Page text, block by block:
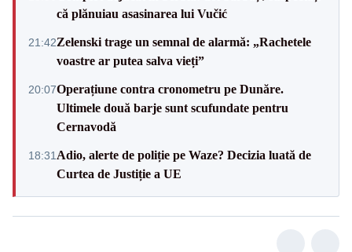
că plănuiau asasinarea lui Vučić
21:42Zelenski trage un semnal de alarmă: „Rachetele
voastre ar putea salva vieți”
20:07Operațiune contra cronometru pe Dunăre.
Ultimele două barje sunt scufundate pentru
Cernavodă
18:31 Adio, alerte de poliție pe Waze? Decizia luată de
Curtea de Justiție a UE